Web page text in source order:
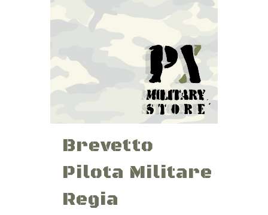
Brevetto
Pilota Militare
Regia